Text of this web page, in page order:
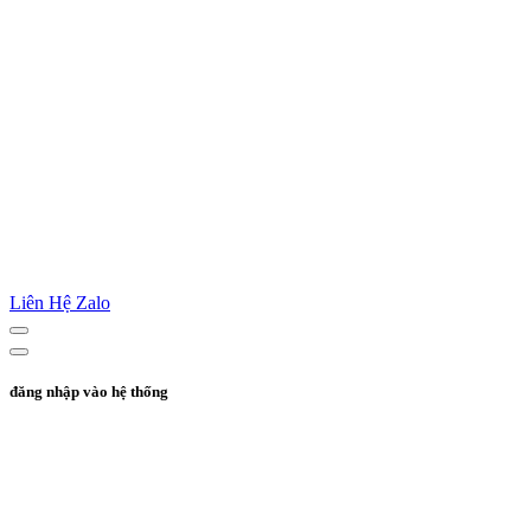
Liên Hệ Zalo
đăng nhập vào hệ thống